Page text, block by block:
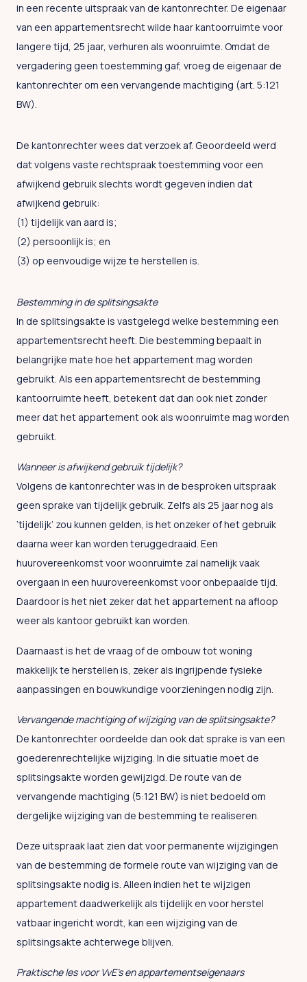
in een recente uitspraak van de kantonrechter. De eigenaar
van een appartementsrecht wilde haar kantoorruimte voor
langere tijd, 25 jaar, verhuren als woonruimte. Omdat de
vergadering geen toestemming gaf, vroeg de eigenaar de
kantonrechter om een vervangende machtiging (art. 5:121
BW).
De kantonrechter wees dat verzoek af. Geoordeeld werd
dat volgens vaste rechtspraak toestemming voor een
afwijkend gebruik slechts wordt gegeven indien dat
afwijkend gebruik:
(1) tijdelijk van aard is;
(2) persoonlijk is; en
(3) op eenvoudige wijze te herstellen is.
Bestemming in de splitsingsakte
In de splitsingsakte is vastgelegd welke bestemming een
appartementsrecht heeft. Die bestemming bepaalt in
belangrijke mate hoe het appartement mag worden
gebruikt. Als een appartementsrecht de bestemming
kantoorruimte heeft, betekent dat dan ook niet zonder
meer dat het appartement ook als woonruimte mag worden
gebruikt.
Wanneer is afwijkend gebruik tijdelijk?
Volgens de kantonrechter was in de besproken uitspraak
geen sprake van tijdelijk gebruik. Zelfs als 25 jaar nog als
‘tijdelijk’ zou kunnen gelden, is het onzeker of het gebruik
daarna weer kan worden teruggedraaid. Een
huurovereenkomst voor woonruimte zal namelijk vaak
overgaan in een huurovereenkomst voor onbepaalde tijd.
Daardoor is het niet zeker dat het appartement na afloop
weer als kantoor gebruikt kan worden.
Daarnaast is het de vraag of de ombouw tot woning
makkelijk te herstellen is, zeker als ingrijpende fysieke
aanpassingen en bouwkundige voorzieningen nodig zijn.
Vervangende machtiging of wijziging van de splitsingsakte?
De kantonrechter oordeelde dan ook dat sprake is van een
goederenrechtelijke wijziging. In die situatie moet de
splitsingsakte worden gewijzigd. De route van de
vervangende machtiging (5:121 BW) is niet bedoeld om
dergelijke wijziging van de bestemming te realiseren.
Deze uitspraak laat zien dat voor permanente wijzigingen
van de bestemming de formele route van wijziging van de
splitsingsakte nodig is. Alleen indien het te wijzigen
appartement daadwerkelijk als tijdelijk en voor herstel
vatbaar ingericht wordt, kan een wijziging van de
splitsingsakte achterwege blijven.
Praktische les voor VvE’s en appartementseigenaars